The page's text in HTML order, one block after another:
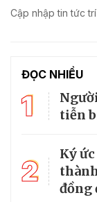
Cập nhập tin tức
ĐỌC NHIỀU
1
tiễn
2
Ký
đồng